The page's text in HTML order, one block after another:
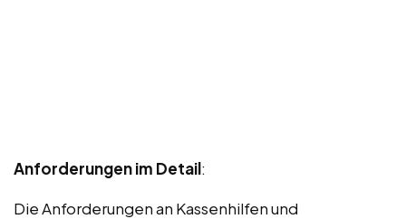
Anforderungen im Detail:
Die Anforderungen an Kassenhilfen und